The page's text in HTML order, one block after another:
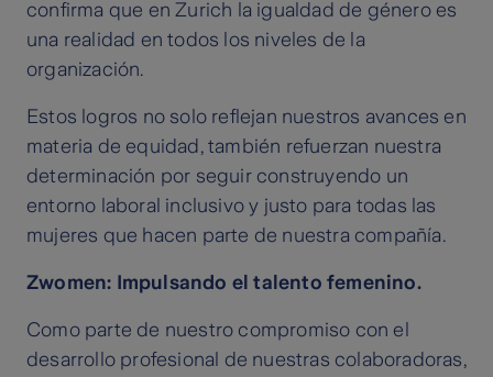
confirma que en Zurich la igualdad de género es
una realidad en todos los niveles de la
organización.
Estos logros no solo reflejan nuestros avances en
materia de equidad, también refuerzan nuestra
determinación por seguir construyendo un
entorno laboral inclusivo y justo para todas las
mujeres que hacen parte de nuestra compañía.
Zwomen: Impulsando el talento femenino.
Como parte de nuestro compromiso con el
desarrollo profesional de nuestras colaboradoras,